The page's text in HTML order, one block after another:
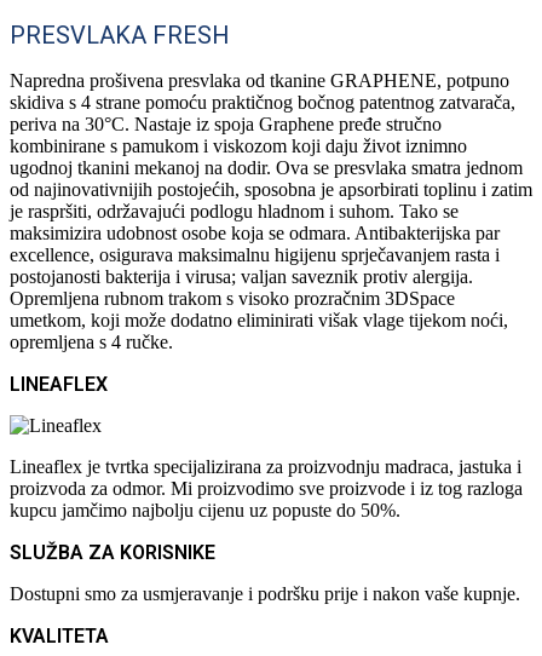
PRESVLAKA FRESH
Napredna prošivena presvlaka od tkanine GRAPHENE, potpuno
skidiva s 4 strane pomoću praktičnog bočnog patentnog zatvarača,
periva na 30°C. Nastaje iz spoja Graphene pređe stručno
kombinirane s pamukom i viskozom koji daju život iznimno
ugodnoj tkanini mekanoj na dodir. Ova se presvlaka smatra jednom
od najinovativnijih postojećih, sposobna je apsorbirati toplinu i zatim
je raspršiti, održavajući podlogu hladnom i suhom. Tako se
maksimizira udobnost osobe koja se odmara. Antibakterijska par
excellence, osigurava maksimalnu higijenu sprječavanjem rasta i
postojanosti bakterija i virusa; valjan saveznik protiv alergija.
Opremljena rubnom trakom s visoko prozračnim 3DSpace
umetkom, koji može dodatno eliminirati višak vlage tijekom noći,
opremljena s 4 ručke.
LINEAFLEX
Lineaflex je tvrtka specijalizirana za proizvodnju madraca, jastuka i
proizvoda za odmor. Mi proizvodimo sve proizvode i iz tog razloga
kupcu jamčimo najbolju cijenu uz popuste do 50%.
SLUŽBA ZA KORISNIKE
Dostupni smo za usmjeravanje i podršku prije i nakon vaše kupnje.
KVALITETA